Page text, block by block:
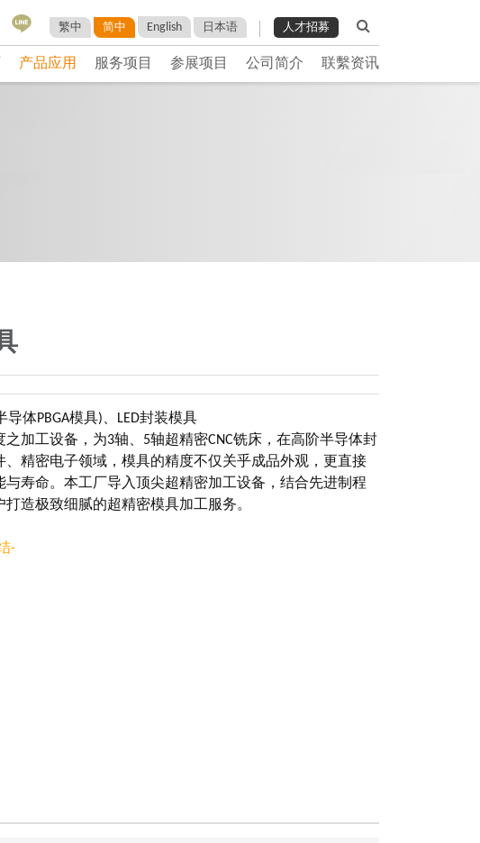
繁中 简中 English 日本语 人才招募
产品应用 服务项目 参展项目 公司简介 联繫资讯
导体PBGA模具)、LED封装模具
之加工设备，为3轴、5轴超精密CNC铣床，在高阶半导体封
、精密电子领域，模具的精度不仅关乎成品外观，更直接
与寿命。本工厂导入顶尖超精密加工设备，结合先进制程
打造极致细腻的超精密模具加工服务。
-